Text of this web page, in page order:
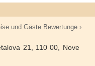
und Gäste Bewertunge ›
21, 110 00, Nove